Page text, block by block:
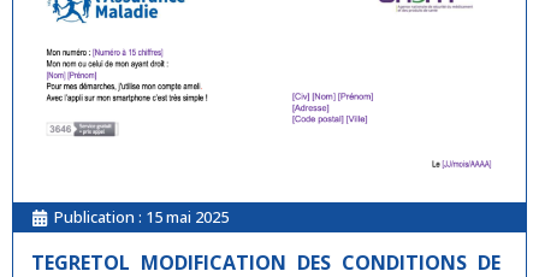
Publication : 15 mai 2025
TEGRETOL MODIFICATION DES CONDITIONS DE